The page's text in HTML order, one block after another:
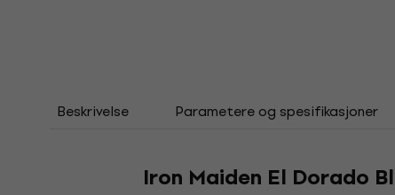
Beskrivelse Parametere og spesifikasjoner
Iron Maiden El Dorado